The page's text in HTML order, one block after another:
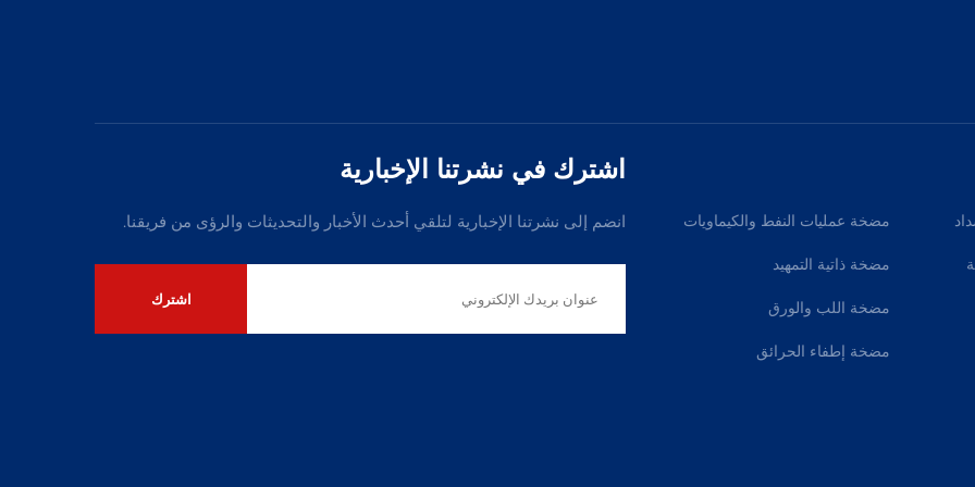
مضخة عمليات النفط والكيماويات
مضخة ذاتية التمهيد
مضخة اللب والورق
مضخة إطفاء الحرائق
اشترك في نشرتنا الإخبارية
انضم إلى نشرتنا الإخبارية لتلقي أحدث الأخبار والتحديثات والرؤى من فريقنا.
اشترك